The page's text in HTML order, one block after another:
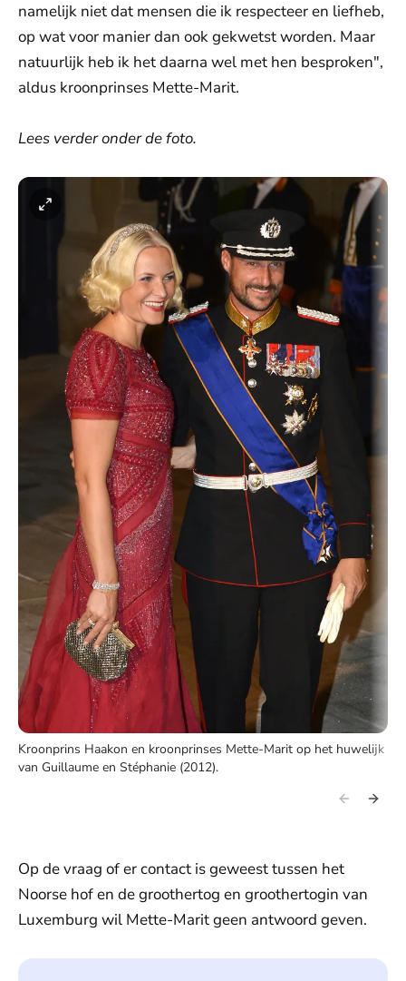
namelijk niet dat mensen die ik respecteer en liefheb,
op wat voor manier dan ook gekwetst worden. Maar
natuurlijk heb ik het daarna wel met hen besproken",
aldus kroonprinses Mette-Marit.
Lees verder onder de foto.
Kroonprins Haakon en kroonprinses Mette-Marit op het huwelijk
van Guillaume en Stéphanie (2012).
Op de vraag of er contact is geweest tussen het
Noorse hof en de groothertog en groothertogin van
Luxemburg wil Mette-Marit geen antwoord geven.